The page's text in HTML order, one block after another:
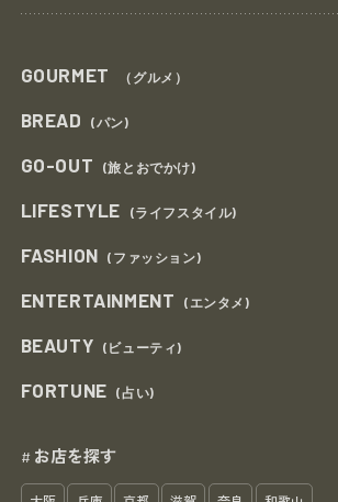
GOURMET （グルメ）
BREAD (パン)
GO-OUT (旅とおでかけ)
LIFESTYLE (ライフスタイル)
FASHION (ファッション)
ENTERTAINMENT (エンタメ)
BEAUTY (ビューティ)
FORTUNE (占い)
# お店を探す